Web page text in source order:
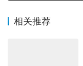
相关推荐